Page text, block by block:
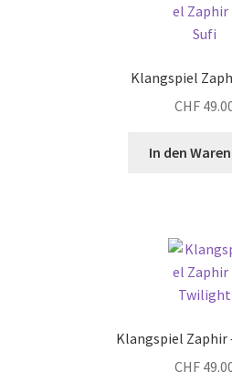
Klangspiel
CHF
In den
Klangspiel
CHF